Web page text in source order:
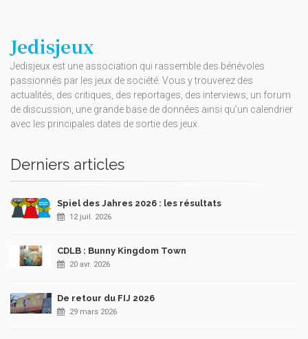
Jedisjeux
Jedisjeux est une association qui rassemble des bénévoles
passionnés par les jeux de société. Vous y trouverez des
actualités, des critiques, des reportages, des interviews, un forum
de discussion, une grande base de données ainsi qu’un calendrier
avec les principales dates de sortie des jeux.
Derniers articles
Spiel des Jahres 2026 : les résultats
12 juil. 2026
CDLB : Bunny Kingdom Town
20 avr. 2026
De retour du FIJ 2026
29 mars 2026